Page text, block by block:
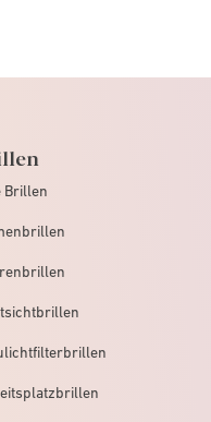
Brillen